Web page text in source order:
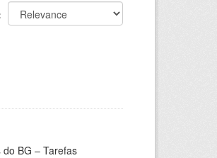
BG – Tarefas